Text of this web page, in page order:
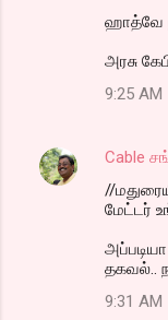
ஹாத்வே
அரசு
9:25 AM
Cable
//
மேட்டர்
தகவல்..
9:31 AM